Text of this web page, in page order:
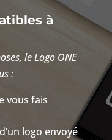
à
le Logo ONE
:
vous fais
logo envoyé